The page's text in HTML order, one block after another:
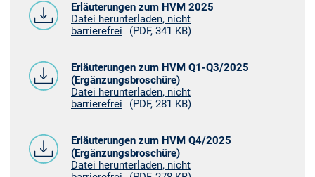
Erläuterungen zum HVM 2025
Datei herunterladen, nicht
barrierefrei
(PDF, 341 KB)
Erläuterungen zum HVM Q1-Q3/2025
(Ergänzungsbroschüre)
Datei herunterladen, nicht
barrierefrei
(PDF, 281 KB)
Erläuterungen zum HVM Q4/2025
(Ergänzungsbroschüre)
Datei herunterladen, nicht